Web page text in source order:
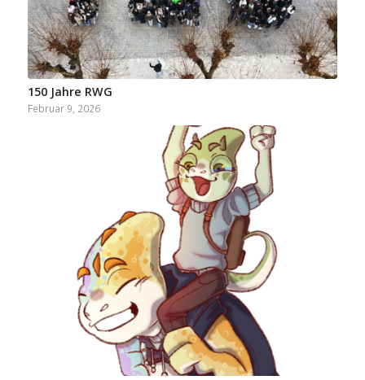
150 Jahre RWG
Februar 9, 2026